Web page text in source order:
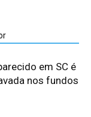
em SC é
nos fundos